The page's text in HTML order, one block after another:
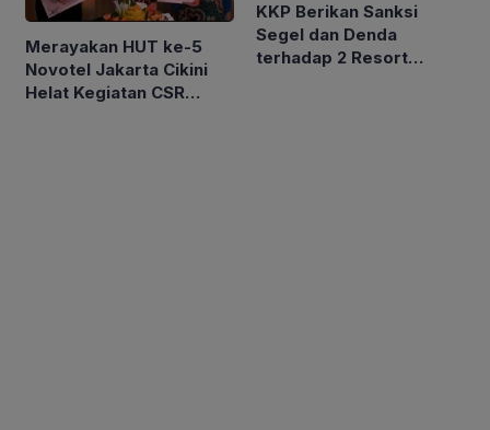
Merayakan HUT ke-5
Novotel Jakarta Cikini
Helat Kegiatan CSR
KKP Berikan Sanksi
Segel dan Denda
terhadap 2 Resort